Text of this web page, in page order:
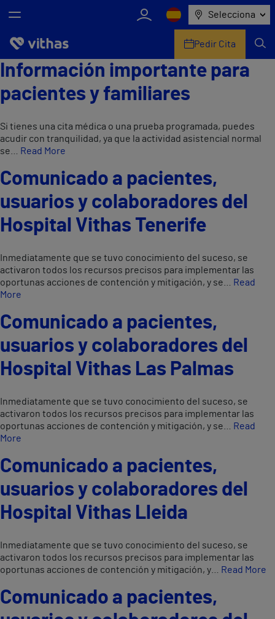
Selecciona
Nosotros
Servicios de salud
Información útil
Comunicación
Pedir Cita
Información importante para
pacientes y familiares
Si tienes una cita médica o una prueba programada, puedes
acudir con tranquilidad, ya que la actividad asistencial normal
se…
Read More
Comunicado a pacientes,
usuarios y colaboradores del
Hospital Vithas Tenerife
Inmediatamente que se tuvo conocimiento del suceso, se
activaron todos los recursos precisos para implementar las
oportunas acciones de contención y mitigación, y se…
Read
More
Comunicado a pacientes,
usuarios y colaboradores del
Hospital Vithas Las Palmas
Inmediatamente que se tuvo conocimiento del suceso, se
activaron todos los recursos precisos para implementar las
oportunas acciones de contención y mitigación, y se…
Read
More
Comunicado a pacientes,
usuarios y colaboradores del
Hospital Vithas Lleida
Inmediatamente que se tuvo conocimiento del suceso, se
activaron todos los recursos precisos para implementar las
oportunas acciones de contención y mitigación, y…
Read More
Comunicado a pacientes,